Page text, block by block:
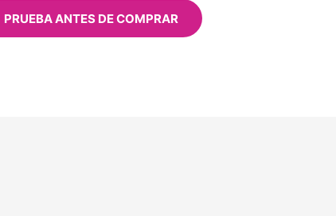
PRUEBA ANTES DE COMPRAR